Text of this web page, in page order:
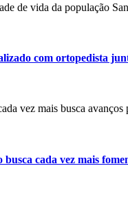
de vida da população
com ortopedista
vez mais busca
cada vez mais